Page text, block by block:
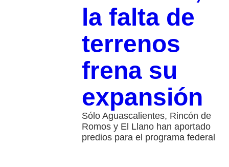
la falta de
terrenos
frena su
expansión
Sólo Aguascalientes, Rincón de
Romos y El Llano han aportado
predios para el programa federal